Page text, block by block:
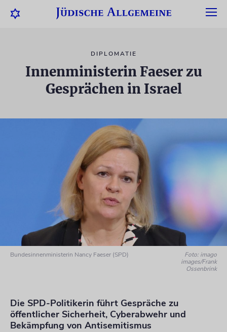
DIPLOMATIE
Innenministerin Faeser zu
Gesprächen in Israel
Bundesinnenministerin Nancy Faeser (SPD)
Foto: imago
images/Frank
Ossenbrink
Die SPD-Politikerin führt Gespräche zu
öffentlicher Sicherheit, Cyberabwehr und
Bekämpfung von Antisemitismus